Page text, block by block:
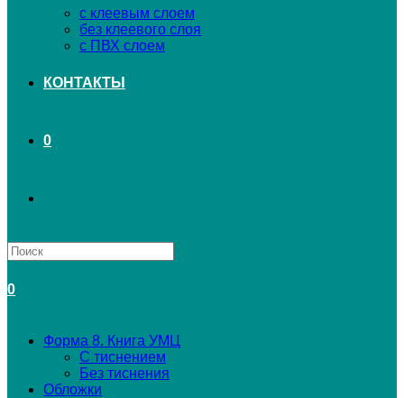
с клеевым слоем
без клеевого слоя
с ПВХ слоем
КОНТАКТЫ
0
ПОИСК
ВЕБ-
0
Форма 8. Книга УМЦ
С тиснением
Без тиснения
Обложки